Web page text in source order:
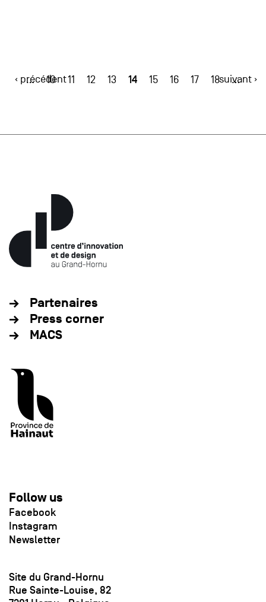
‹ précédent
… 10 11 12 13 14 15 16 17 18 …
suivant ›
Partenaires
Press corner
MACS
Follow us
Facebook
Instagram
Newsletter
Site du Grand-Hornu
Rue Sainte-Louise, 82